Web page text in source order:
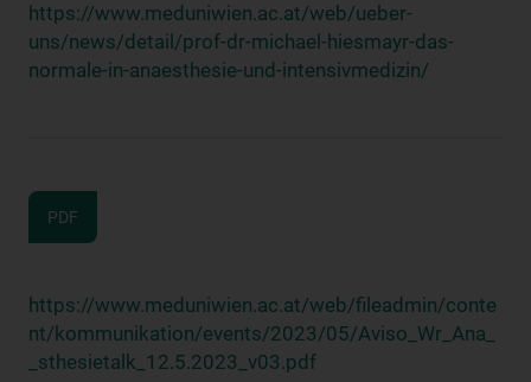
https://www.meduniwien.ac.at/web/ueber-
uns/news/detail/prof-dr-michael-hiesmayr-das-
normale-in-anaesthesie-und-intensivmedizin/
PDF
https://www.meduniwien.ac.at/web/fileadmin/conte
nt/kommunikation/events/2023/05/Aviso_Wr_Ana_
_sthesietalk_12.5.2023_v03.pdf